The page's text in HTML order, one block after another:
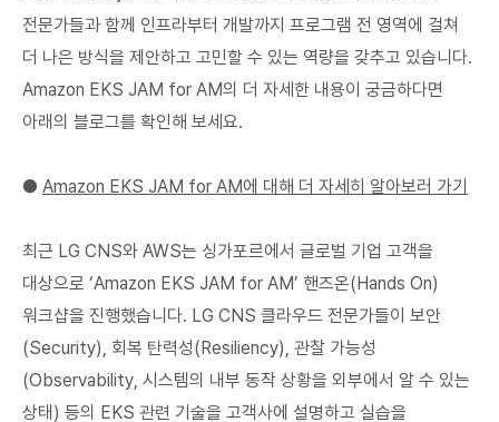
전문가들과 함께 인프라부터 개발까지 프로그램 전 영역에 걸쳐
더 나은 방식을 제안하고 고민할 수 있는 역량을 갖추고 있습니다.
Amazon EKS JAM for AM의 더 자세한 내용이 궁금하다면
아래의 블로그를 확인해 보세요.
● Amazon EKS JAM for AM에 대해 더 자세히 알아보러 가기
최근 LG CNS와 AWS는 싱가포르에서 글로벌 기업 고객을
대상으로 ‘Amazon EKS JAM for AM’ 핸즈온(Hands On)
워크샵을 진행했습니다. LG CNS 클라우드 전문가들이 보안
(Security), 회복 탄력성(Resiliency), 관찰 가능성
(Observability, 시스템의 내부 동작 상황을 외부에서 알 수 있는
상태) 등의 EKS 관련 기술을 고객사에 설명하고 실습을